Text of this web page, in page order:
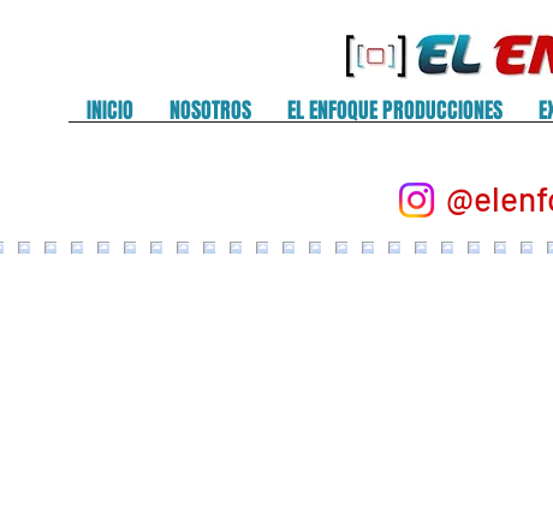
INICIO NOSOTROS EL ENFOQUE PRODUCCIONES